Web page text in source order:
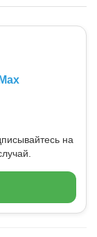
на